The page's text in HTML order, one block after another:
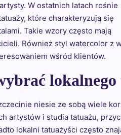
W ostatnich latach rośnie
które charakteryzują się
Takie wzory często mają
Również styl watercolor
wśród klientów.
lokalnego
niesie ze sobą wiele
artystów i studia tatuażu,
lokalni tatuażyści często